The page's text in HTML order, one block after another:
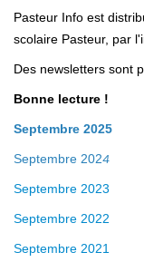
Pasteur Info est
scolaire Pasteur, par
Des newsletters sont
Bonne lecture !
Septembre 2025
Septembre 2024
Septembre 2023
Septembre 2022
Septembre 2021